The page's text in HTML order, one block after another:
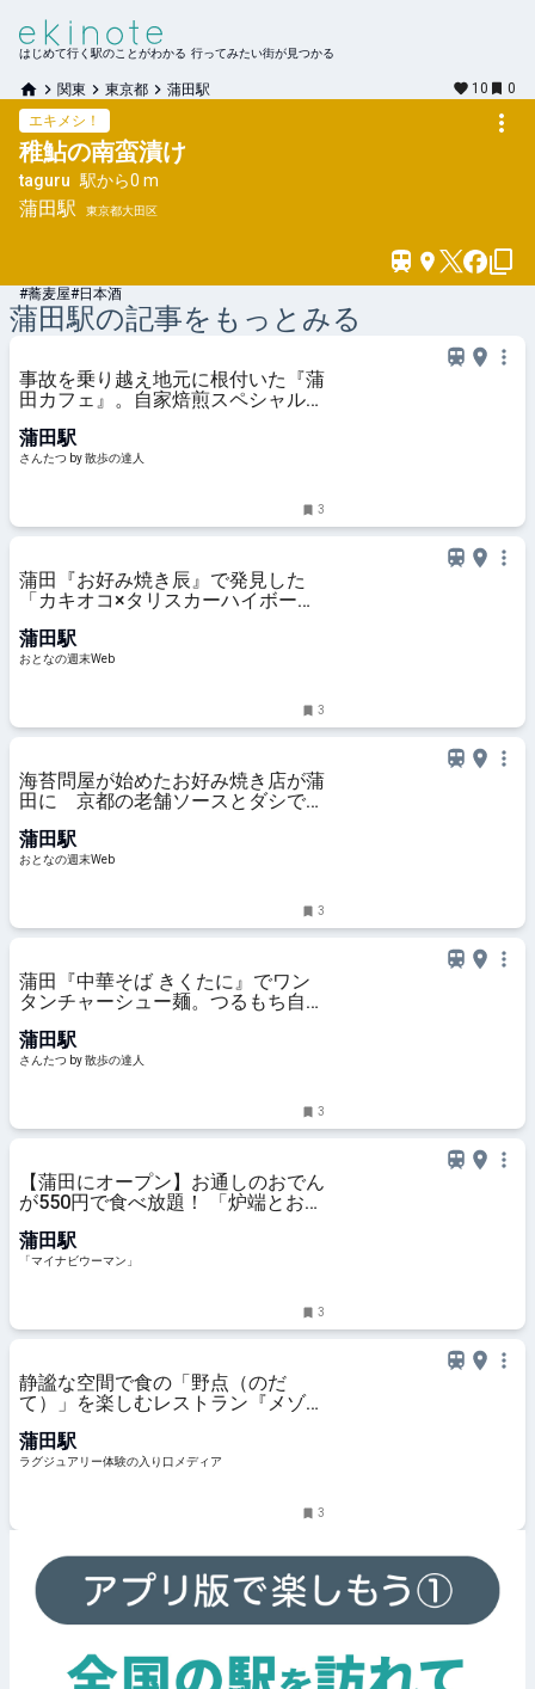
はじめて行く駅のことがわかる 行ってみたい街が見つかる
関東 東京都 蒲田駅 10
0
エキメシ！
稚鮎の南蛮漬け
taguru 駅から0 m
蒲田駅 東京都大田区
#蕎麦屋#日本酒
蒲田駅の記事をもっとみる
事故を乗り越え地元に根付いた『蒲
田カフェ』。自家焙煎スペシャルテ
by 散歩の達人
蒲田駅
さんたつ by 散歩の達人
3
蒲田『お好み焼き辰』で発見した
「カキオコ×タリスカーハイボー
蒲田駅
おとなの週末Web
3
海苔問屋が始めたお好み焼き店が蒲
田に 京都の老舗ソースとダシで作
蒲田駅
おとなの週末Web
3
蒲田『中華そば きくたに』でワン
タンチャーシュー麺。つるもち自家
みが生きる！｜さんたつ by 散歩の
達人
蒲田駅
さんたつ by 散歩の達人
3
【蒲田にオープン】お通しのおでん
が550円で食べ放題！ 「炉端とおで
蒲田駅
「マイナビウーマン」
3
静謐な空間で食の「野点（のだ
て）」を楽しむレストラン『メゾ
蒲田駅
ラグジュアリー体験の入り口メディア
3